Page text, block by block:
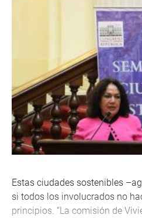
Estas ciudades sostenibles
si todos los involucrados no
principios. “La comisión de